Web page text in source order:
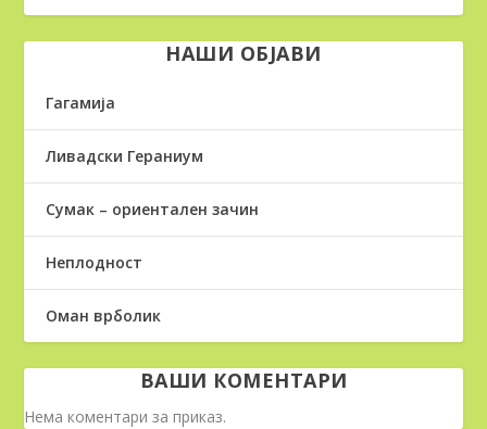
НАШИ ОБЈАВИ
Гагамија
Ливадски Гераниум
Сумак – ориентален зачин
Неплодност
Оман врболик
ВАШИ КОМЕНТАРИ
Нема коментари за приказ.